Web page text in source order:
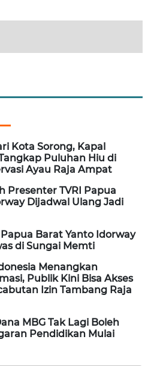
Kota Sorong, Kapal
Puluhan Hiu di
Ayau Raja Ampat
Presenter TVRI Papua
Dijadwal Ulang Jadi
Barat Yanto Idorway
di Sungai Memti
Menangkan
Publik Kini Bisa Akses
Izin Tambang Raja
MBG Tak Lagi Boleh
Pendidikan Mulai